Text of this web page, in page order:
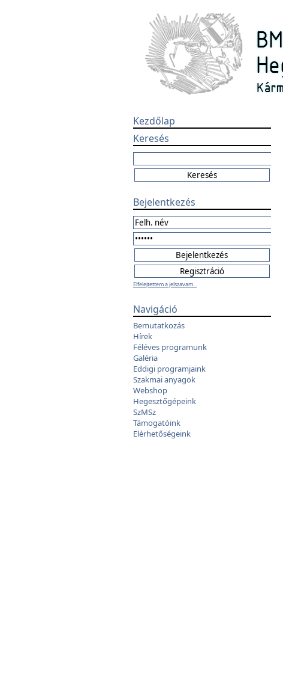
Kezdőlap
Keresés
Bejelentkezés
Elfelejtettem a jelszavam...
Navigáció
Bemutatkozás
Hírek
Féléves programunk
Galéria
Eddigi programjaink
Szakmai anyagok
Webshop
Hegesztőgépeink
SzMSz
Támogatóink
Elérhetőségeink